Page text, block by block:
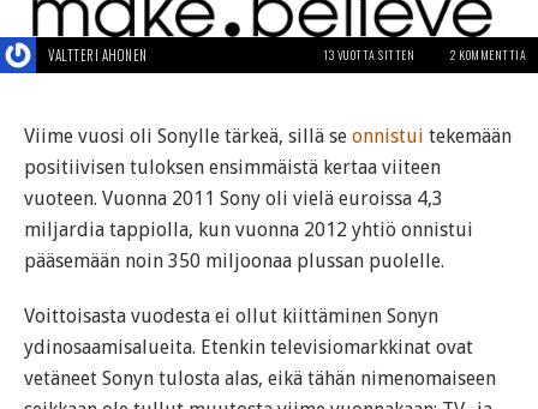
VALTTERI AHONEN 13 VUOTTA SITTEN 2 KOMMENTTIA
Viime vuosi oli Sonylle tärkeä, sillä se onnistui tekemään
positiivisen tuloksen ensimmäistä kertaa viiteen
vuoteen. Vuonna 2011 Sony oli vielä euroissa 4,3
miljardia tappiolla, kun vuonna 2012 yhtiö onnistui
pääsemään noin 350 miljoonaa plussan puolelle.
Voittoisasta vuodesta ei ollut kiittäminen Sonyn
ydinosaamisalueita. Etenkin televisiomarkkinat ovat
vetäneet Sonyn tulosta alas, eikä tähän nimenomaiseen